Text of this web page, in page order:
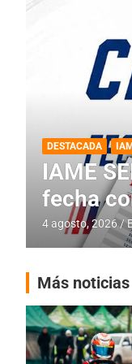
DESTACADA
RMC
4 agosto, 2026
Más noticias